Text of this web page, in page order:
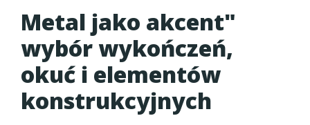
Metal jako akcent"
wybór wykończeń,
okuć i elementów
konstrukcyjnych